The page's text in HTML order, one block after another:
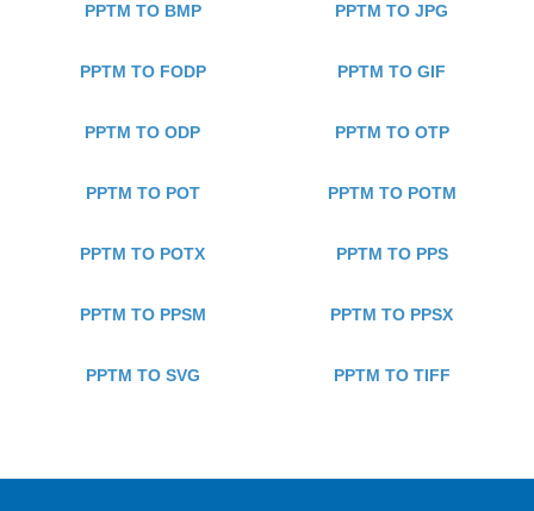
PPTM TO BMP PPTM TO JPG
PPTM TO FODP PPTM TO GIF
PPTM TO ODP PPTM TO OTP
PPTM TO POT PPTM TO POTM
PPTM TO POTX PPTM TO PPS
PPTM TO PPSM PPTM TO PPSX
PPTM TO SVG PPTM TO TIFF